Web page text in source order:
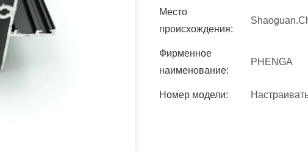
Место
происхождения:
Фирменное
наименование:
PHENGA
Номер модели: